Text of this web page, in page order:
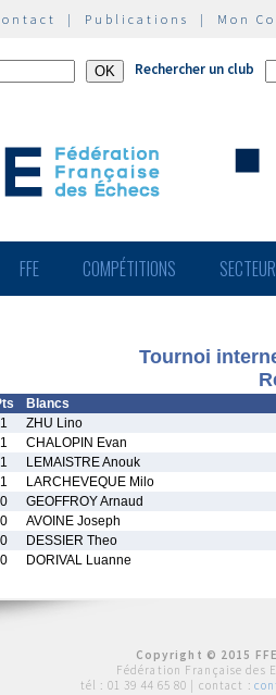
| Publications | Mon
Rechercher un club
FFE COMPÉTITIONS
Tournoi
Blancs
1
ZHU Lino
1
CHALOPIN Evan
1
LEMAISTRE Anouk
1
LARCHEVEQUE Milo
0
GEOFFROY Arnaud
0
AVOINE Joseph
0
DESSIER Theo
0 DORIVAL Luanne
Copyright © 2015
Fédération Française des
tél : 01 39 44 65 80 | contact :